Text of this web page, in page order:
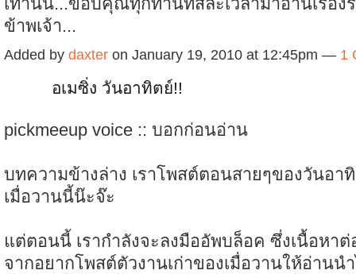
ข้าพเจ้า...
Added by daxter on January 19, 2010 at 12:45pm — 1
อเมซิ่ง วันอาทิตย์!!
pickmeeup voice :: บอกก่อนอ่าน
บทความข้างล่าง เราโพสต์ตอนสายๆของวันอา
เมื่อวานนี้น๊ะจ๊ะ
แต่ตอนนี้ เรากำลังจะลงมืออัพบล็อค ซึ่งเนื้อหาต่
จากอยากโพสต์ตัวงานเก่าของเมื่อวานให้อ่านน